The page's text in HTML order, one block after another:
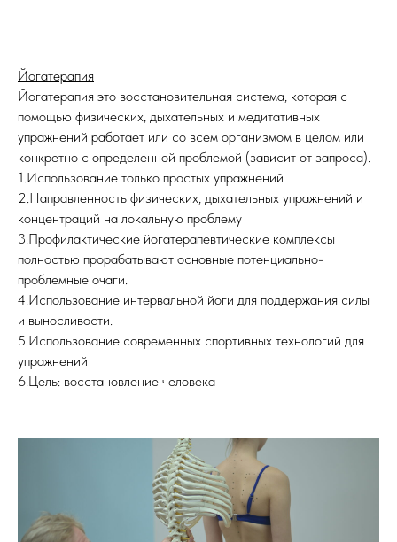
Йогатерапия
Йогатерапия это восстановительная система, которая с
помощью физических, дыхательных и медитативных
упражнений работает или со всем организмом в целом или
конкретно с определенной проблемой (зависит от запроса).
1.Использование только простых упражнений
2.Направленность физических, дыхательных упражнений и
концентраций на локальную проблему
3.Профилактические йогатерапевтические комплексы
полностью прорабатывают основные потенциально-
проблемные очаги.
4.Использование интервальной йоги для поддержания силы
и выносливости.
5.Использование современных спортивных технологий для
упражнений
6.Цель: восстановление человека